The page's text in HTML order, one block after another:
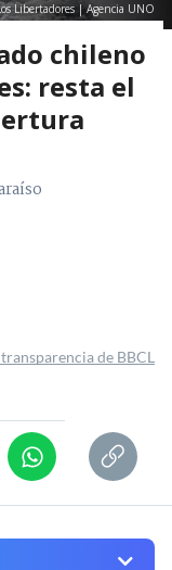
Libertadores | Agencia UNO
chileno
resta el
de BBCL